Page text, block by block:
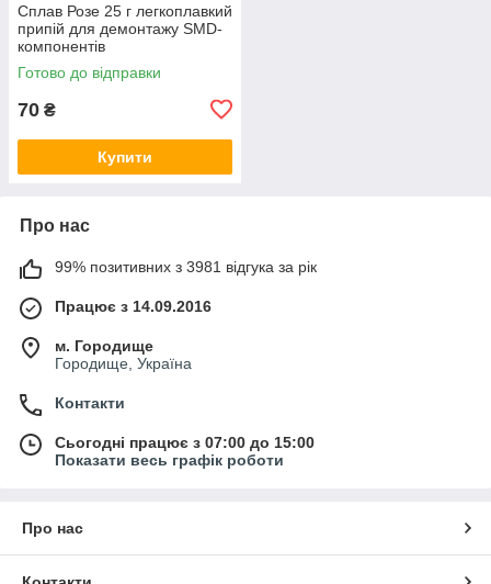
Сплав Розе 25 г легкоплавкий
припій для демонтажу SMD-
компонентів
Готово до відправки
70 ₴
Купити
Про нас
99% позитивних з 3981 відгука за рік
Працює з 14.09.2016
м. Городище
Городище, Україна
Контакти
Сьогодні працює з 07:00 до 15:00
Показати весь графік роботи
Про нас